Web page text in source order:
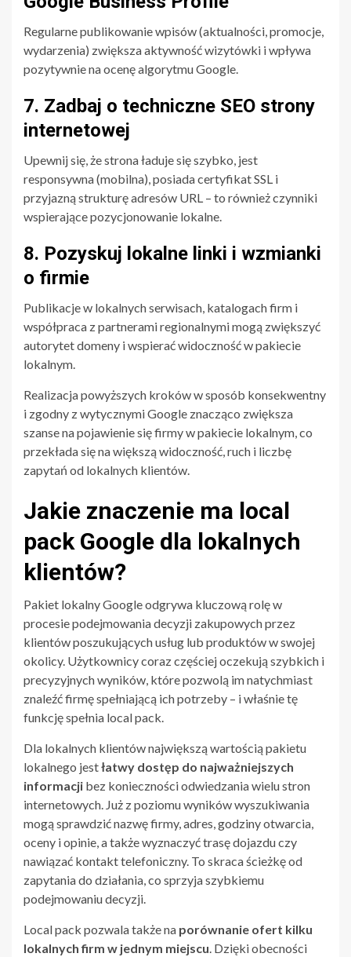
Regularne publikowanie wpisów (aktualności, promocje,
wydarzenia) zwiększa aktywność wizytówki i wpływa
pozytywnie na ocenę algorytmu Google.
7. Zadbaj o techniczne SEO strony
internetowej
Upewnij się, że strona ładuje się szybko, jest
responsywna (mobilna), posiada certyfikat SSL i
przyjazną strukturę adresów URL – to również czynniki
wspierające pozycjonowanie lokalne.
8. Pozyskuj lokalne linki i wzmianki
o firmie
Publikacje w lokalnych serwisach, katalogach firm i
współpraca z partnerami regionalnymi mogą zwiększyć
autorytet domeny i wspierać widoczność w pakiecie
lokalnym.
Realizacja powyższych kroków w sposób konsekwentny
i zgodny z wytycznymi Google znacząco zwiększa
szanse na pojawienie się firmy w pakiecie lokalnym, co
przekłada się na większą widoczność, ruch i liczbę
zapytań od lokalnych klientów.
Jakie znaczenie ma local
pack Google dla lokalnych
klientów?
Pakiet lokalny Google odgrywa kluczową rolę w
procesie podejmowania decyzji zakupowych przez
klientów poszukujących usług lub produktów w swojej
okolicy. Użytkownicy coraz częściej oczekują szybkich i
precyzyjnych wyników, które pozwolą im natychmiast
znaleźć firmę spełniającą ich potrzeby – i właśnie tę
funkcję spełnia local pack.
Dla lokalnych klientów największą wartością pakietu
lokalnego jestłatwy dostęp do najważniejszych
informacji bez konieczności odwiedzania wielu stron
internetowych. Już z poziomu wyników wyszukiwania
mogą sprawdzić nazwę firmy, adres, godziny otwarcia,
oceny i opinie, a także wyznaczyć trasę dojazdu czy
nawiązać kontakt telefoniczny. To skraca ścieżkę od
zapytania do działania, co sprzyja szybkiemu
podejmowaniu decyzji.
Local pack pozwala także na porównanie ofert kilku
lokalnych firm w jednym miejscu. Dzięki obecności